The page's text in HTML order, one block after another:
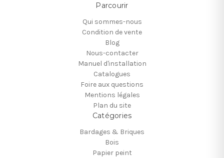
Parcourir
Qui sommes-nous
Condition de vente
Blog
Nous-contacter
Manuel d'installation
Catalogues
Foire aux questions
Mentions légales
Plan du site
Catégories
Bardages & Briques
Bois
Papier peint